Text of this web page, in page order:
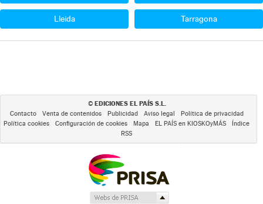
Lleida Tarragona
© EDICIONES EL PAÍS S.L.
Contacto Venta de contenidos Publicidad Aviso legal
Política de privacidad
Política cookies
Configuración de cookies Mapa EL PAÍS en KIOSKOyMÁS
Índice
RSS